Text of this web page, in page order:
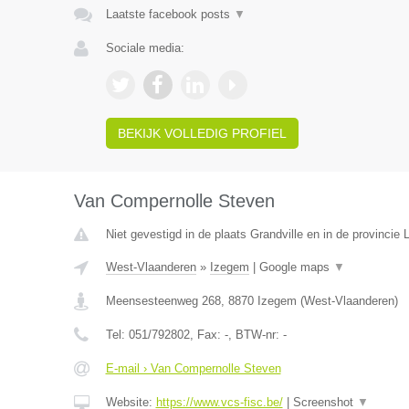
Laatste facebook posts ▼
Sociale media:
BEKIJK VOLLEDIG PROFIEL
Van Compernolle Steven
Niet gevestigd in de plaats Grandville en in de provincie
West-Vlaanderen» Izegem Google maps ▼
Meensesteenweg 268, 8870 Izegem (West-Vlaanderen)
Tel: 051/792802, Fax: -, BTW-nr: -
E-mail › Van Compernolle Steven
Website: https://www.vcs-fisc.be/| Screenshot ▼